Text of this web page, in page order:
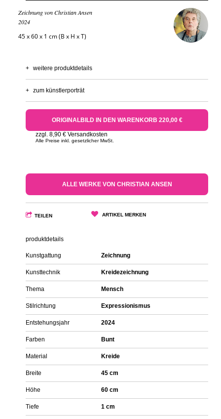
Zeichnung von Christian Ansen
2024
45 x 60 x 1 cm (B x H x T)
+ weitere produktdetails
+ zum künstlerporträt
ORIGINALBILD IN DEN WARENKORB 220,00 €
zzgl. 8,90 € Versandkosten
Alle Preise inkl. gesetzlicher MwSt.
ALLE WERKE VON CHRISTIAN ANSEN
TEILEN ARTIKEL MERKEN
produktdetails
Kunstgattung Zeichnung
Kunsttechnik Kreidezeichnung
Thema Mensch
Stilrichtung Expressionismus
Entstehungsjahr 2024
Farben Bunt
Material Kreide
Breite 45 cm
Höhe 60 cm
Tiefe 1 cm